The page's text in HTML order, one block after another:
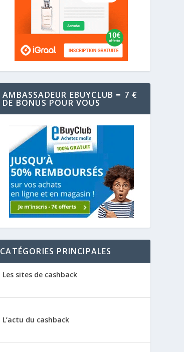
AMBASSADEUR EBUYCLUB = 7 €
DE BONUS POUR VOUS
CATÉGORIES PRINCIPALES
Les sites de cashback
L’actu du cashback